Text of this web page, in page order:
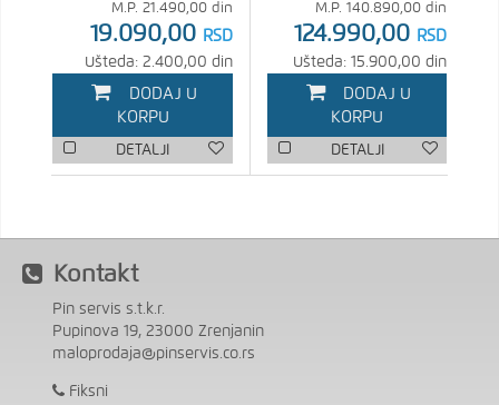
M.P. 21.490,00 din
19.090,00 RSD
Ušteda: 2.400,00 din
DODAJ U
KORPU
DETALJI
M.P. 140.890,00 din
124.990,00 RSD
Ušteda: 15.900,00 din
DODAJ U
KORPU
DETALJI
Kontakt
Pin servis s.t.k.r.
Pupinova 19, 23000 Zrenjanin
maloprodaja@pinservis.co.rs
Fiksni